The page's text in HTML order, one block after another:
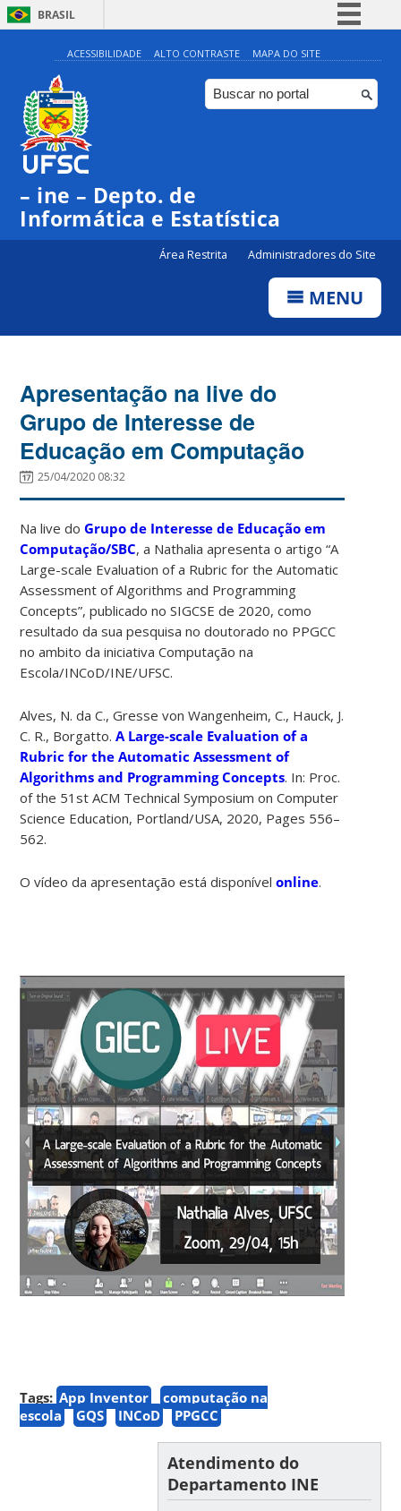
BRASIL
Simplifique!
Comunica BR
Participe
ACESSIBILIDADE ALTO CONTRASTE MAPA DO SITE
– ine – Depto. de
Informática e Estatística
Área Restrita Administradores do Site
MENU
Apresentação na live do
Grupo de Interesse de
Educação em Computação
25/04/2020 08:32
Na live doGrupo de Interesse de Educação em
Computação/SBC, a Nathalia apresenta o artigo “A
Large-scale Evaluation of a Rubric for the Automatic
Assessment of Algorithms and Programming
Concepts”, publicado no SIGCSE de 2020, como
resultado da sua pesquisa no doutorado no PPGCC
no ambito da iniciativa Computação na
Escola/INCoD/INE/UFSC.
Alves, N. da C., Gresse von Wangenheim, C., Hauck, J.
C. R., Borgatto.A Large-scale Evaluation of a
Rubric for the Automatic Assessment of
Algorithms and Programming Concepts. In: Proc.
of the 51st ACM Technical Symposium on Computer
Science Education, Portland/USA, 2020, Pages 556–
562.
O vídeo da apresentação está disponívelonline.
Tags: App Inventor
computação na
escola
GQS INCoD PPGCC
Atendimento do
Departamento INE